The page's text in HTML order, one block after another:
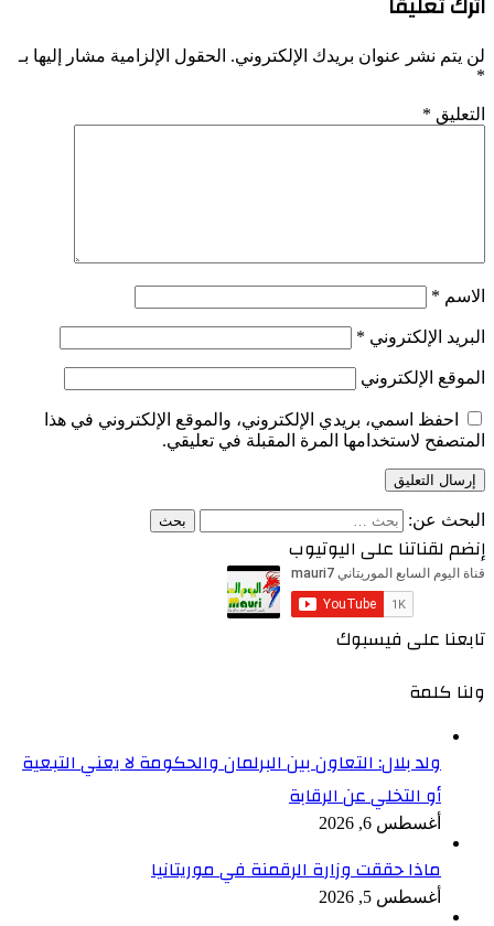
لن يتم نشر عنوان بريدك الإلكتروني. الحقول الإلزامية مشار إليها بـ
*
التعليق *
الاسم *
البريد الإلكتروني *
الموقع الإلكتروني
احفظ اسمي، بريدي الإلكتروني، والموقع الإلكتروني في هذا
المتصفح لاستخدامها المرة المقبلة في تعليقي.
البحث عن:
إنضم لقناتنا على اليوتيوب
تابعنا على فيسبوك
ولنا كلمة
ولد بلال: التعاون بين البرلمان والحكومة لا يعني التبعية
أو التخلي عن الرقابة
أغسطس 6, 2026
ماذا حققت وزارة الرقمنة في موريتانيا
أغسطس 5, 2026